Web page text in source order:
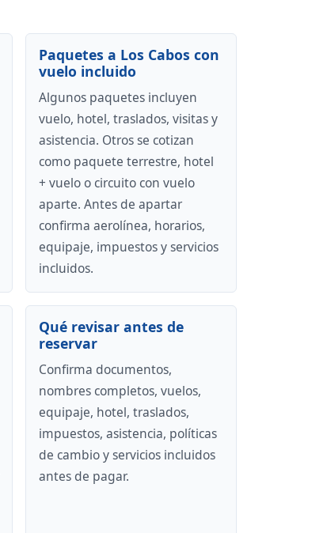
Paquetes a Los Cabos con
vuelo incluido
Algunos paquetes incluyen
vuelo, hotel, traslados, visitas y
asistencia. Otros se cotizan
como paquete terrestre, hotel
+ vuelo o circuito con vuelo
aparte. Antes de apartar
confirma aerolínea, horarios,
equipaje, impuestos y servicios
incluidos.
Qué revisar antes de
reservar
Confirma documentos,
nombres completos, vuelos,
equipaje, hotel, traslados,
impuestos, asistencia, políticas
de cambio y servicios incluidos
antes de pagar.